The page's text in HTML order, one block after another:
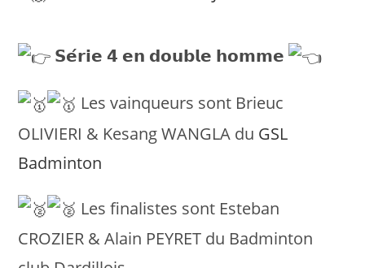
𝗦𝗲́𝗿𝗶𝗲 𝟰 𝗲𝗻 𝗱𝗼𝘂𝗯𝗹𝗲 𝗵𝗼𝗺𝗺𝗲
Les vainqueurs sont Brieuc
OLIVIERI & Kesang WANGLA du GSL
Badminton
Les finalistes sont Esteban
CROZIER & Alain PEYRET du Badminton